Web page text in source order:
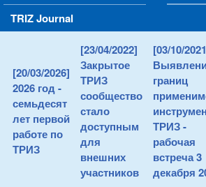
TRIZ Journal
[20/03/2026]
2026 год -
семьдесят
лет первой
работе по
ТРИЗ
[23/04/2022]
Закрытое
ТРИЗ
сообщество
стало
доступным
для
внешних
участников
[03/10/
границ
ТРИЗ -
рабочая
встреча 3
декабря